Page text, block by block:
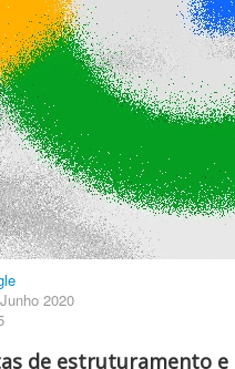
2020
de estruturamento